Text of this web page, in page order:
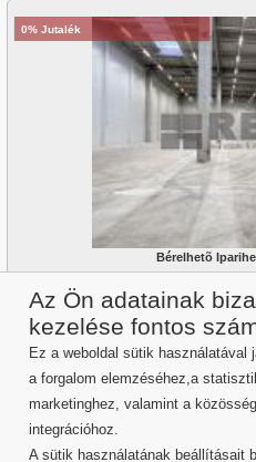
0% Jutalék
Bérelhetõ
Részletek
Kolozsvári bérbeadó ingatlanok
Ingatlan szolgáltatások
Hasznos információk
Az Ön adatainak
kezelése fontos
Ez a weboldal sütik használatával
a forgalom elemzéséhez,a
marketinghez, valamint a
integrációhoz.
A sütik használatának beállításait